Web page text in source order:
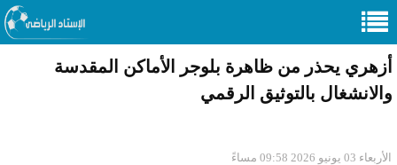
أزهري يحذر من ظاهرة بلوجر الأماكن المقدسة
والانشغال بالتوثيق الرقمي
الأربعاء 03 يونيو 2026 09:58 مساءً